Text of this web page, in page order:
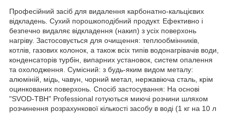
Професійний засіб для видалення карбонатно-кальцієвих
відкладень. Сухий порошкоподібний продукт. Ефективно і
безпечно видаляє відкладення (накип) з усіх поверхонь
нагріву. Застосовується для очищення: теплообмінників,
котлів, газових колонок, а також всіх типів водонагрівачів води,
конденсаторів турбін, випарних установок, систем опалення
та охолодження. Сумісний: з будь-яким видом металу:
алюміній, мідь, чавун, чорний метал, нержавіюча сталь, крім
оцинкованих поверхонь. Спосіб застосування: На основі
"SVOD-ТВН" Professional готуються миючі розчини шляхом
розчинення розрахункової кількості засобу в воді (1 кг на 10 л